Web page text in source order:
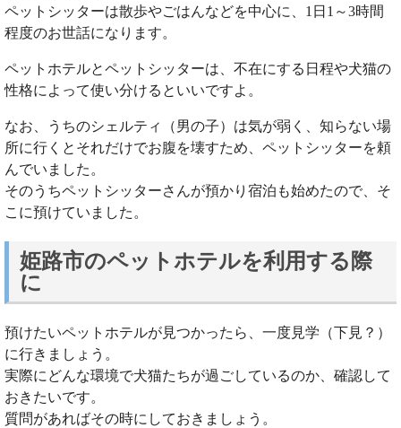
ペットシッターは散歩やごはんなどを中心に、1日1～3時間
程度のお世話になります。
ペットホテルとペットシッターは、不在にする日程や犬猫の
性格によって使い分けるといいですよ。
なお、うちのシェルティ（男の子）は気が弱く、知らない場
所に行くとそれだけでお腹を壊すため、ペットシッターを頼
んでいました。
そのうちペットシッターさんが預かり宿泊も始めたので、そ
こに預けていました。
姫路市のペットホテルを利用する際
に
預けたいペットホテルが見つかったら、一度見学（下見？）
に行きましょう。
実際にどんな環境で犬猫たちが過ごしているのか、確認して
おきたいです。
質問があればその時にしておきましょう。